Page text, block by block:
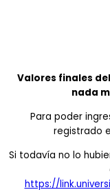
Valores finales
nada
Para poder
registrado
Si todavía no lo
https://